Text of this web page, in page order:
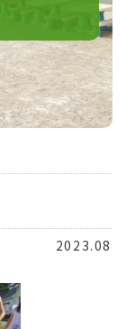
2023.08